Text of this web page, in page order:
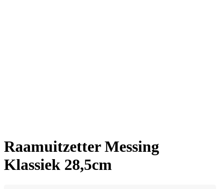
Raamuitzetter Messing
Klassiek 28,5cm